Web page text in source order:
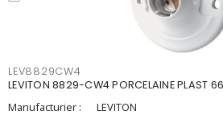
LEV8829CW4
LEVITON 8829-CW4 PORCELAINE PLAST
Manufacturier :
LEVITON